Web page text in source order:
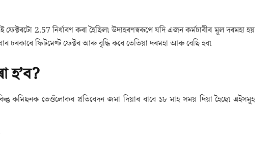
ফেক্টৰটো 2.57 নিৰ্ধাৰণ কৰা হৈছিল৷ উদাহৰণস্বৰূপে যদি এজন কৰ্মচাৰীৰ মূল দৰমহা হয়
চৰকাৰে ফিটমেণ্ট ফেক্টৰ আৰু বৃদ্ধি কৰে তেতিয়া দৰমহা আৰু বেছি হব৷
হ’ব?
কমিছনক তেওঁলোকৰ প্ৰতিবেদন জমা দিয়াৰ বাবে ১৮ মাহ সময় দিয়া হৈছে৷ এইসমূহ